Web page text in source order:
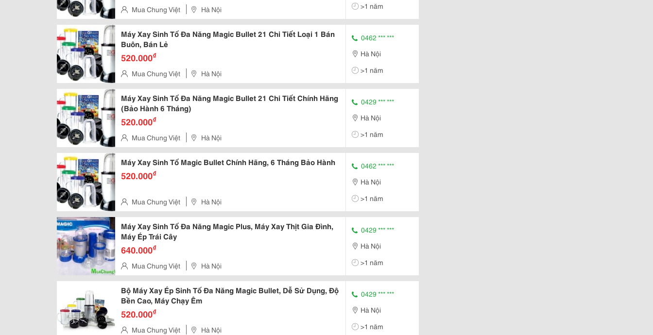
Mua Chung Việt Hà Nội
>1 năm
Máy Xay Sinh Tố Đa Năng Magic Bullet 21 Chi Tiết Loại 1 Bán
Buôn, Bán Lẻ
520.000₫
Mua Chung Việt Hà Nội
0462 *** ***
Hà Nội
>1 năm
Máy Xay Sinh Tố Đa Năng Magic Bullet 21 Chi Tiết Chính Hãng
(Bảo Hành 6 Tháng)
520.000₫
Mua Chung Việt Hà Nội
0429 *** ***
Hà Nội
>1 năm
Máy Xay Sinh Tố Magic Bullet Chính Hãng, 6 Tháng Bảo Hành
520.000₫
Mua Chung Việt Hà Nội
0462 *** ***
Hà Nội
>1 năm
Máy Xay Sinh Tố Đa Năng Magic Plus, Máy Xay Thịt Gia Đình,
Máy Ép Trái Cây
640.000₫
Mua Chung Việt Hà Nội
0429 *** ***
Hà Nội
>1 năm
Bộ Máy Xay Ép Sinh Tố Đa Năng Magic Bullet, Dễ Sử Dụng, Độ
Bền Cao, Máy Chạy Êm
520.000₫
Mua Chung Việt Hà Nội
0429 *** ***
Hà Nội
>1 năm